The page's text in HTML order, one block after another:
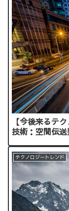
【今後来るテ
技術：空間伝
テクノロジートレンド